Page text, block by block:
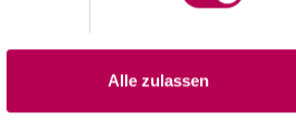
Alle zulassen